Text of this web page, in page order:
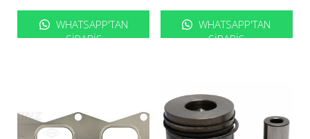
WHATSAPP'TAN
SIPARIŞ
WHATSAPP'TAN
SIPARIŞ